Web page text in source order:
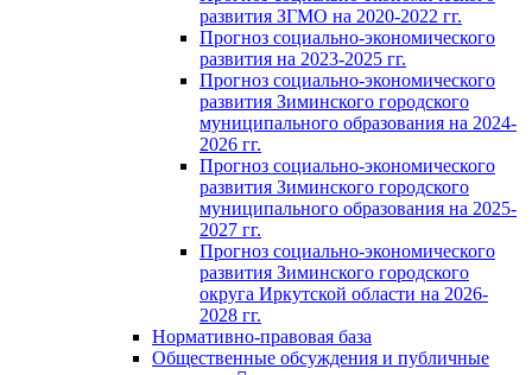
развития ЗГМО на 2020-2022 гг.
Прогноз социально-экономического
развития на 2023-2025 гг.
Прогноз социально-экономического
развития Зиминского городского
муниципального образования на 2024-
2026 гг.
Прогноз социально-экономического
развития Зиминского городского
муниципального образования на 2025-
2027 гг.
Прогноз социально-экономического
развития Зиминского городского
округа Иркутской области на 2026-
2028 гг.
Нормативно-правовая база
Общественные обсуждения и публичные